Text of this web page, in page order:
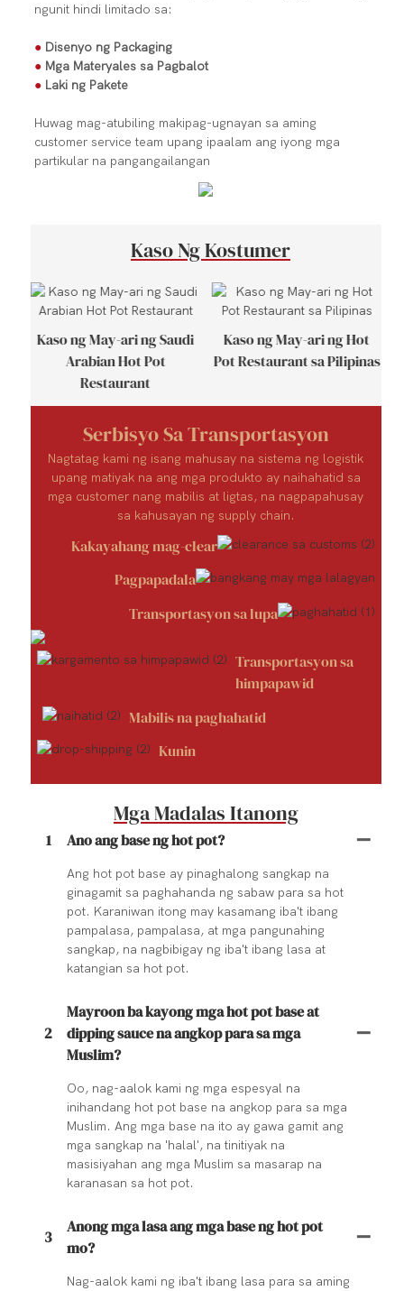
ngunit hindi limitado sa:
● Disenyo ng Packaging
● Mga Materyales sa Pagbalot
● Laki ng Pakete
Huwag mag-atubiling makipag-ugnayan sa aming
customer service team upang ipaalam ang iyong mga
partikular na pangangailangan
Kaso Ng Kostumer
Kaso ng May-ari ng Saudi
Arabian Hot Pot
Restaurant
Kaso ng May-ari ng Hot
Pot Restaurant sa Pilipinas
Serbisyo Sa Transportasyon
Nagtatag kami ng isang mahusay na sistema ng logistik
upang matiyak na ang mga produkto ay naihahatid sa
mga customer nang mabilis at ligtas, na nagpapahusay
sa kahusayan ng supply chain.
Kakayahang mag-clear
Pagpapadala
Transportasyon sa lupa
Transportasyon sa
himpapawid
Mabilis na paghahatid
Kunin
Mga Madalas Itanong
1 Ano ang base ng hot pot?
Ang hot pot base ay pinaghalong sangkap na
ginagamit sa paghahanda ng sabaw para sa hot
pot. Karaniwan itong may kasamang iba't ibang
pampalasa, pampalasa, at mga pangunahing
sangkap, na nagbibigay ng iba't ibang lasa at
katangian sa hot pot.
2
Mayroon ba kayong mga hot pot base at
dipping sauce na angkop para sa mga
Muslim?
Oo, nag-aalok kami ng mga espesyal na
inihandang hot pot base na angkop para sa mga
Muslim. Ang mga base na ito ay gawa gamit ang
mga sangkap na 'halal', na tinitiyak na
masisiyahan ang mga Muslim sa masarap na
karanasan sa hot pot.
3
Anong mga lasa ang mga base ng hot pot
mo?
Nag-aalok kami ng iba't ibang lasa para sa aming